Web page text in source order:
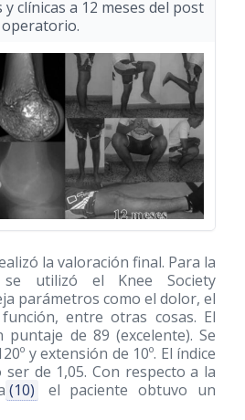
clínicas a 12 meses del post
operatorio.
la valoración final. Para la
se utilizó el Knee Society
parámetros como el dolor, el
entre otras cosas. El
de 89 (excelente). Se
y extensión de 10º. El índice
ser de 1,05. Con respecto a la
(10)
el paciente obtuvo un